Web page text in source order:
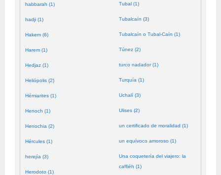
habbarah (1)
hadji (1)
Hakem (6)
Harem (1)
Hedjaz (1)
Heliópolis (2)
Hémiarites (1)
Henoch (1)
Henochia (2)
Hércules (1)
herejía (3)
Herodoto (1)
Tubal (1)
Tubalcaín (3)
Tubalcaín o Tubal-Caín (1)
Túnez (2)
turco nadador (1)
Turquía (1)
Uchalí (3)
Ulises (2)
un certificado de moralidad (1)
un equívoco amoroso (1)
Una coquetería del viajero: la
caffiéh (1)